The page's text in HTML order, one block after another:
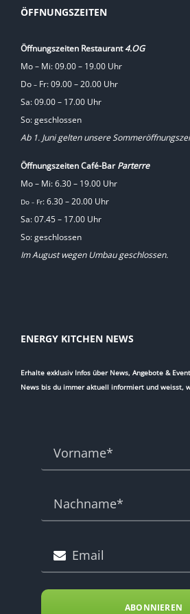
ÖFFNUNGSZEITEN
Öffnungszeiten Restaurant4.OG
Mo – Mi: 09.00 – 19.00 Uhr
Do – Fr: 09.00 – 20.00 Uhr
Sa: 09.00 – 17.00 Uhr
So: geschlossen
Ab 1. Juni gelten unsere
Öffnungszeiten Café-BarParterre
Mo – Mi: 6.30 – 19.00 Uhr
Do – Fr: 6.30 – 20.00 Uhr
Sa: 07.45 – 17.00 Uhr
So: geschlossen
Im August wegen Umbau geschlossen.
ENERGY KITCHEN NEWS
Erhalte exklusiv Infos über News, Angebote &
News bis du immer aktuell informiert und weisst,
ABONNIEREN